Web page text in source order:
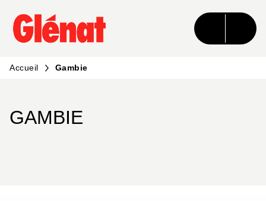
MENU RECHERCHE CONTENU
PIED DE PAGE
Accueil Gambie
GAMBIE